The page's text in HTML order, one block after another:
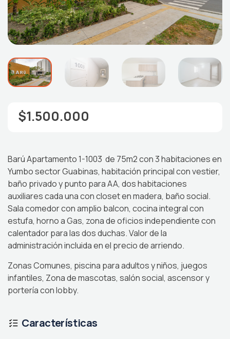
$1.500.000
Barú Apartamento 1-1003 de 75m2 con 3 habitaciones en
Yumbo sector Guabinas, habitación principal con vestier,
baño privado y punto para AA, dos habitaciones
auxiliares cada una con closet en madera, baño social.
Sala comedor con amplio balcon, cocina integral con
estufa, horno a Gas, zona de oficios independiente con
calentador para las dos duchas. Valor de la
administración incluida en el precio de arriendo.
Zonas Comunes, piscina para adultos y niños, juegos
infantiles, Zona de mascotas, salón social, ascensor y
portería con lobby.
Características